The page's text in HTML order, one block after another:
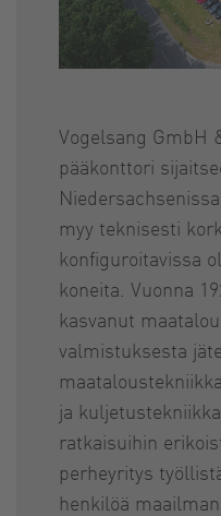
Vogelsang GmbH
pääkonttori
myy teknisesti
konfiguroitavissa
koneita. Vuonna
kasvanut
valmistuksesta
ja
ratkaisuihin
perheyritys
henkilöä